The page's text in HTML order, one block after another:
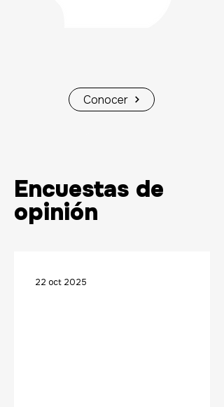
Conocer
Encuestas de
opinión
22 oct 2025